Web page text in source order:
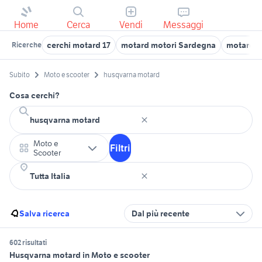
Home Cerca Vendi Messaggi
Ricerche cerchi motard 17 motard motori Sardegna motard
Subito Moto e scooter husqvarna motard
Cosa cerchi?
Moto e
Scooter
Filtri
Salva ricerca Dal più recente
602 risultati
Husqvarna motard in Moto e scooter